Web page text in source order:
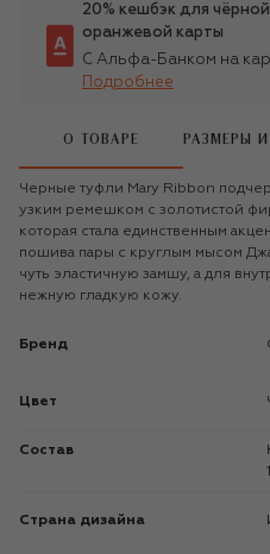
20% кешбэк для
оранжевой карты
С Альфа-Банком на
Подробнее
О ТОВАРЕ РАЗМЕРЫ
Черные туфли Mary Ribbon
узким ремешком с золотистой
которая стала единственным
пошива пары с круглым мысом
чуть эластичную замшу, а для
нежную гладкую кожу.
Бренд
Цвет
Состав
Страна дизайна